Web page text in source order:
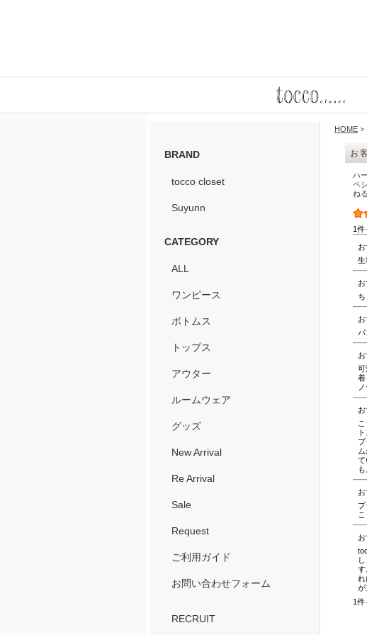
BRAND
tocco closet
Suyunn
CATEGORY
ALL
ワンピース
ボトムス
トップス
アウター
ルームウェア
グッズ
New Arrival
Re Arrival
Sale
Request
ご利用ガイド
お問い合わせフォーム
RECRUIT
HOME >
お
ハ
ペ
ね
1件
生
可
着
て
す
れ
が
1件